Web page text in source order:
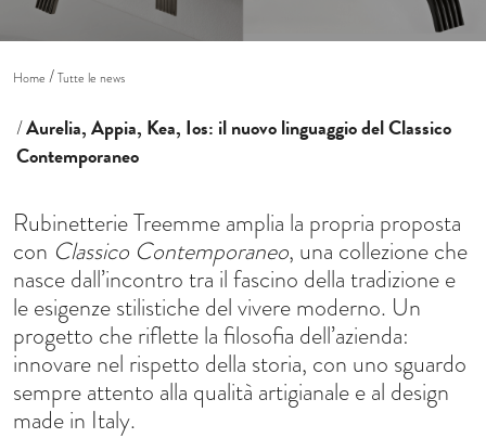
Home Tutte le news
Aurelia, Appia, Kea, Ios: il nuovo linguaggio del Classico
Contemporaneo
Rubinetterie Treemme amplia la propria proposta
con Classico Contemporaneo, una collezione che
nasce dall’incontro tra il fascino della tradizione e
le esigenze stilistiche del vivere moderno. Un
progetto che riflette la filosofia dell’azienda:
innovare nel rispetto della storia, con uno sguardo
sempre attento alla qualità artigianale e al design
made in Italy.